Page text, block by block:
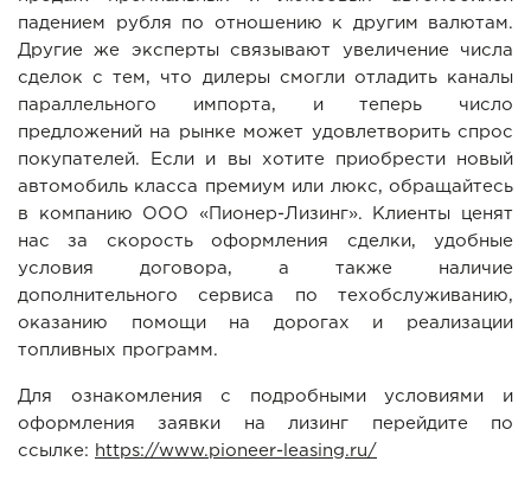
падением рубля по отношению к другим валютам.
Другие же эксперты связывают увеличение числа
сделок с тем, что дилеры смогли отладить каналы
параллельного импорта, и теперь число
предложений на рынке может удовлетворить спрос
покупателей. Если и вы хотите приобрести новый
автомобиль класса премиум или люкс, обращайтесь
в компанию ООО «Пионер-Лизинг». Клиенты ценят
нас за скорость оформления сделки, удобные
условия договора, а также наличие
дополнительного сервиса по техобслуживанию,
оказанию помощи на дорогах и реализации
топливных программ.
Для ознакомления с подробными условиями и
оформления заявки на лизинг перейдите по
ссылке:
https://www.pioneer-leasing.ru/